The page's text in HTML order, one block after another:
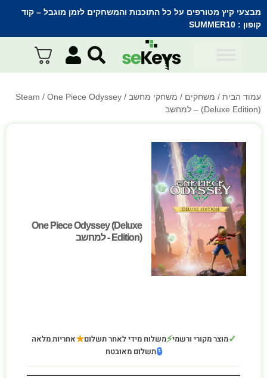
מבצעי קיץ מטורפים על כל התוכנות והמשחקים לזמן מוגבל – קוד
קופון : SUMMER10
עמוד הבית / משחקים / משחקי מחשב /
Steam / One Piece Odyssey
(Deluxe Edition) – למחשב
One Piece Odyssey (Deluxe
Edition) - למחשב
One Piece Odyssey (Deluxe
Edition) - למחשב
✓מוצר מקורי ורשמי⚡משלוח מידי לאחר תשלום★אחריות מלאה
🔒תשלום מאובטח